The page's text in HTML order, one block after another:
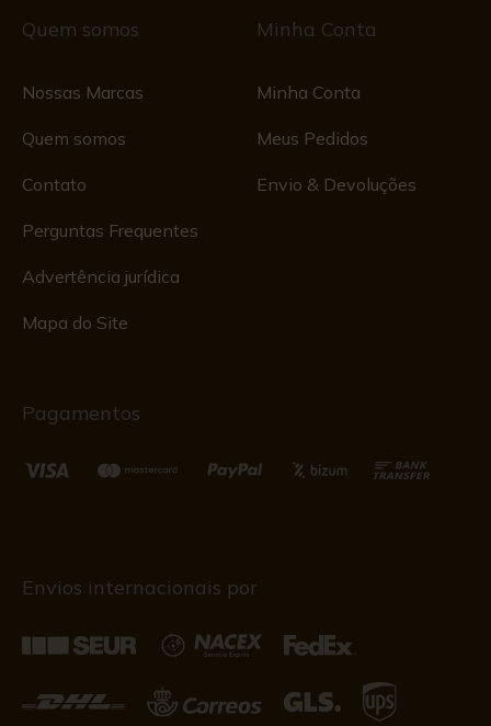
Quem somos
Nossas Marcas
Quem somos
Contato
Perguntas Frequentes
Advertência jurídica
Mapa do Site
Minha Conta
Minha Conta
Meus Pedidos
Envio & Devoluções
Pagamentos
Envios internacionais por